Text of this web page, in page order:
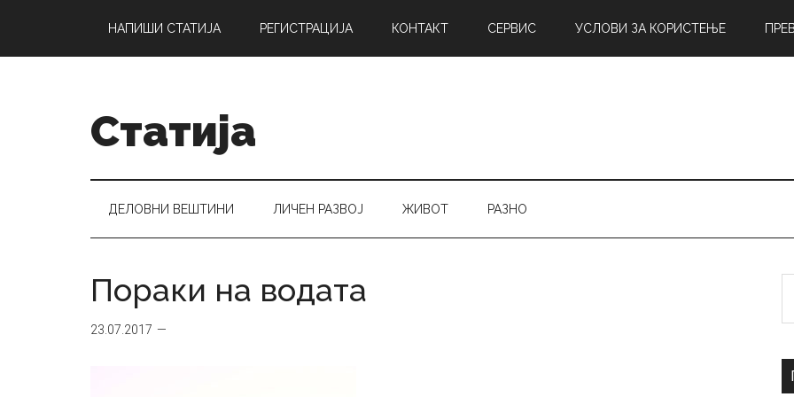
main
secondary
primary
НАПИШИ СТАТИЈА РЕГИСТРАЦИЈА КОНТАКТ СЕРВИС УСЛОВИ ЗА КОРИСТЕЊЕ
Статија
ДЕЛОВНИ ВЕШТИНИ ЛИЧЕН РАЗВОЈ ЖИВОТ РАЗНО
Пораки на водата
23.07.2017